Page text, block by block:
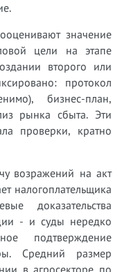
значение
цели на этапе
второго или
протокол
бизнес-план,
рынка сбыта. Эти
проверки, кратно
возражений на акт
налогоплательщика
доказательства
- и суды нередко
подтверждение
Средний размер
в агросекторе по